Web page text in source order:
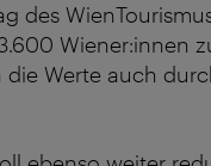
des
Wiener:innen
Werte auch